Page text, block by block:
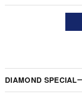
DIAMOND SPECIAL